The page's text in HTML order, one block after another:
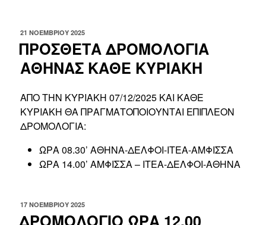
ΔΗΜΟΣΙΕΎΤΗΚΕ
ΣΤΙΣ
21 ΝΟΕΜΒΡΊΟΥ 2025
ΠΡΟΣΘΕΤΑ ΔΡΟΜΟΛΟΓΙΑ
ΑΘΗΝΑΣ ΚΑΘΕ ΚΥΡΙΑΚΗ
ΑΠΟ ΤΗΝ ΚΥΡΙΑΚΗ 07/12/2025 ΚΑΙ ΚΑΘΕ
ΚΥΡΙΑΚΗ ΘΑ ΠΡΑΓΜΑΤΟΠΟΙΟΥΝΤΑΙ ΕΠΙΠΛΕΟΝ
ΔΡΟΜΟΛΟΓΙΑ:
ΩΡΑ 08.30’ ΑΘΗΝΑ-ΔΕΛΦΟΙ-ΙΤΕΑ-ΑΜΦΙΣΣΑ
ΩΡΑ 14.00’ ΑΜΦΙΣΣΑ – ΙΤΕΑ-ΔΕΛΦΟΙ-ΑΘΗΝΑ
ΔΗΜΟΣΙΕΎΤΗΚΕ
ΣΤΙΣ
17 ΝΟΕΜΒΡΊΟΥ 2025